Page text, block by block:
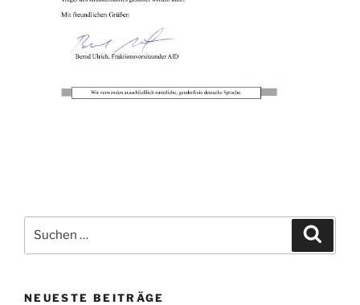
nach:
NEUESTE BEITRÄGE